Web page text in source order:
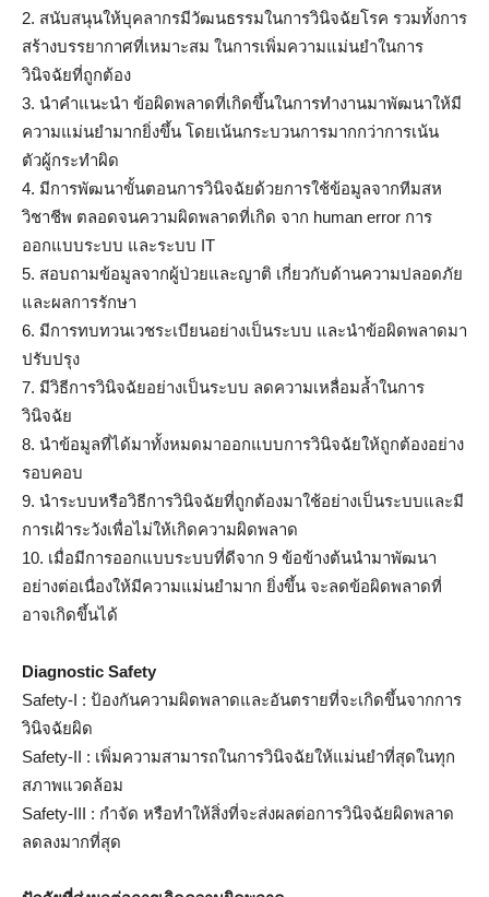
2. สนับสนุนให้บุคลากรมีวัฒนธรรมในการวินิจฉัยโรค รวมทั้งการ
สร้างบรรยากาศที่เหมาะสม ในการเพิ่มความแม่นยำในการ
วินิจฉัยที่ถูกต้อง
3. นำคำแนะนำ ข้อผิดพลาดที่เกิดขึ้นในการทำงานมาพัฒนาให้มี
ความแม่นยำมากยิ่งขึ้น โดยเน้นกระบวนการมากกว่าการเน้น
ตัวผู้กระทำผิด
4. มีการพัฒนาขั้นตอนการวินิจฉัยด้วยการใช้ข้อมูลจากทีมสห
วิชาชีพ ตลอดจนความผิดพลาดที่เกิด จาก human error การ
ออกแบบระบบ และระบบ IT
5. สอบถามข้อมูลจากผู้ป่วยและญาติ เกี่ยวกับด้านความปลอดภัย
และผลการรักษา
6. มีการทบทวนเวชระเบียนอย่างเป็นระบบ และนำข้อผิดพลาดมา
ปรับปรุง
7. มีวิธีการวินิจฉัยอย่างเป็นระบบ ลดความเหลื่อมล้ำในการ
วินิจฉัย
8. นำข้อมูลที่ได้มาทั้งหมดมาออกแบบการวินิจฉัยให้ถูกต้องอย่าง
รอบคอบ
9. นำระบบหรือวิธีการวินิจฉัยที่ถูกต้องมาใช้อย่างเป็นระบบและมี
การเฝ้าระวังเพื่อไม่ให้เกิดความผิดพลาด
10. เมื่อมีการออกแบบระบบที่ดีจาก 9 ข้อข้างต้นนำมาพัฒนา
อย่างต่อเนื่องให้มีความแม่นยำมาก ยิ่งขึ้น จะลดข้อผิดพลาดที่
อาจเกิดขึ้นได้
Diagnostic Safety
Safety-I : ป้องกันความผิดพลาดและอันตรายที่จะเกิดขึ้นจากการ
วินิจฉัยผิด
Safety-II : เพิ่มความสามารถในการวินิจฉัยให้แม่นยำที่สุดในทุก
สภาพแวดล้อม
Safety-III : กำจัด หรือทำให้สิ่งที่จะส่งผลต่อการวินิจฉัยผิดพลาด
ลดลงมากที่สุด